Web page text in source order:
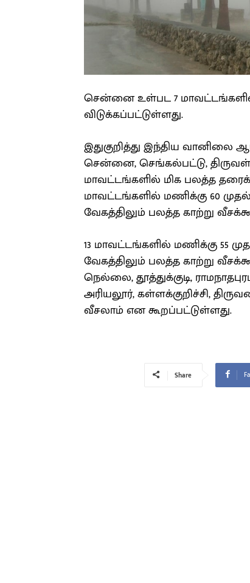
சென்னை உள்பட 7 மாவட்டங்களில்
விடுக்கப்பட்டுள்ளது.
இதுகுறித்து இந்திய வானிலை
சென்னை, செங்கல்பட்டு,
மாவட்டங்களில் மிக பலத்த
மாவட்டங்களில் மணிக்கு 60
வேகத்திலும் பலத்த காற்று
13 மாவட்டங்களில் மணிக்கு 55
வேகத்திலும் பலத்த காற்று
நெல்லை, தூத்துக்குடி,
அரியலூர், கள்ளக்குறிச்சி,
வீசலாம் என கூறப்பட்டுள்ளது.
Share